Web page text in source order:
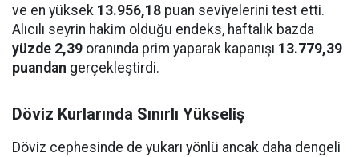
ve en yüksek 13.956,18 puan seviyelerini test etti.
Alıcılı seyrin hakim olduğu endeks, haftalık bazda
yüzde 2,39 oranında prim yaparak kapanışı 13.779,39
puandan gerçekleştirdi.
Döviz Kurlarında Sınırlı Yükseliş
Döviz cephesinde de yukarı yönlü ancak daha dengeli